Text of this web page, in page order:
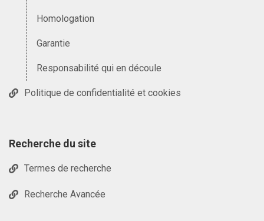
Homologation
Garantie
Responsabilité qui en découle
Politique de confidentialité et cookies
Recherche du site
Termes de recherche
Recherche Avancée